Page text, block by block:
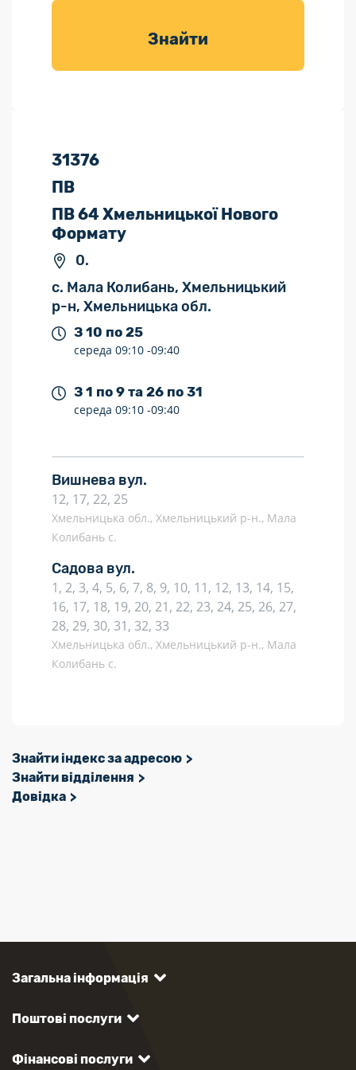
товарів для
Знайти
31376
ПВ
ПВ 64 Хмельницької Нового
Формату
0.
с. Мала Колибань, Хмельницький
р-н, Хмельницька обл.
З 10 по 25
середа 09:10 -09:40
З 1 по 9 та 26 по 31
середа 09:10 -09:40
Вишнева вул.
12, 17, 22, 25
Хмельницька обл., Хмельницький р-н., Мала
Колибань с.
Садова вул.
1, 2, 3, 4, 5, 6, 7, 8, 9, 10, 11, 12, 13, 14, 15,
16, 17, 18, 19, 20, 21, 22, 23, 24, 25, 26, 27,
28, 29, 30, 31, 32, 33
Хмельницька обл., Хмельницький р-н., Мала
Колибань с.
Знайти індекс за адресою
Знайти відділення
Довідка
Загальна інформація
Поштові послуги
Фінансові послуги